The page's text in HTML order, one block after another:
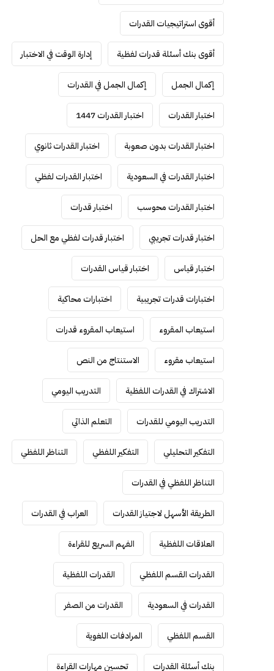
أقوى استراتيجيات القدرات
أقوى بنك أسئلة قدرات لفظية إدارة الوقت في الاختبار
إكمال الجمل إكمال الجمل في القدرات
اختبار القدرات اختبار القدرات 1447
اختبار القدرات بدون صعوبة اختبار القدرات ثانوي
اختبار القدرات في السعودية اختبار القدرات لفظي
اختبار القدرات محوسب اختبار قدرات
اختبار قدرات تجريبي اختبار قدرات لفظي مع الحل
اختبار قياس اختبار قياس القدرات
اختبارات قدرات تجريبية اختبارات محاكية
استيعاب المقروء استيعاب المقروء قدرات
استيعاب مقروء الاستنتاج من النص
الاشتراك في القدرات اللفظية التدريب اليومي
التدريب اليومي للقدرات التعلم الذاتي
التفكير التحليلي التفكير اللفظي التناظر اللفظي
التناظر اللفظي في القدرات
الطريقة الأسهل لاجتياز القدرات العراب في القدرات
العلاقات اللفظية الفهم السريع للقراءة
القدرات القسم اللفظي القدرات اللفظية
القدرات في السعودية القدرات من الصفر
القسم اللفظي المرادفات اللغوية
بنك أسئلة القدرات تحسين مهارات القراءة